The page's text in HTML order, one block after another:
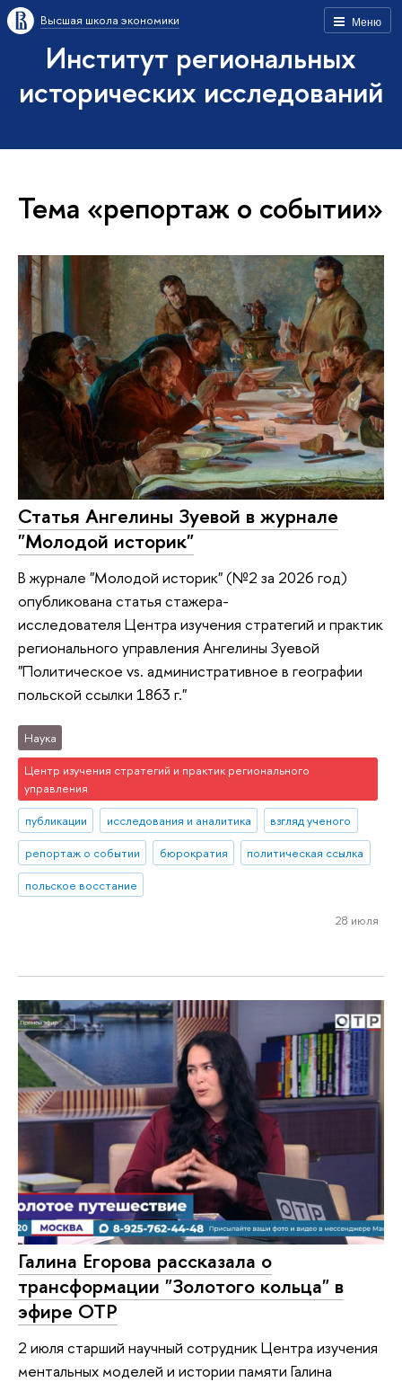
Меню
Высшая школа экономики
Институт региональных
исторических исследований
Тема «репортаж о событии»
Статья Ангелины Зуевой в журнале
"Молодой историк"
В журнале "Молодой историк" (№2 за 2026 год)
опубликована статья стажера-
исследователя Центра изучения стратегий и практик
регионального управления Ангелины Зуевой
"Политическое vs. административное в географии
польской ссылки 1863 г."
Наука
Центр изучения стратегий и практик регионального
управления
публикации
исследования и аналитика
взгляд ученого
репортаж о событии
бюрократия
политическая ссылка
польское восстание
28 июля
Галина Егорова рассказала о
трансформации "Золотого кольца" в
эфире ОТР
2 июля старший научный сотрудник Центра изучения
ментальных моделей и истории памяти Галина